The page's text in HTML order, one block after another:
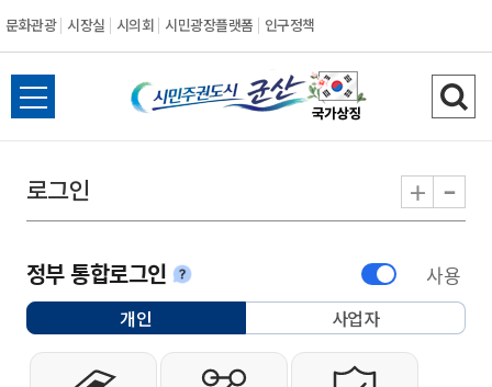
문화관광 시장실 시의회 시민광장플랫폼 인구정책
시민주권도시 군
전체메뉴 열기 검
로그인 + -
정부 통합로그인안내 사용
개인선택됨 사업자
개인사용자 로그인